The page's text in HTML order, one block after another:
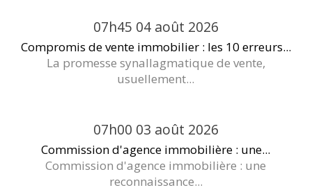
07h45 04 août 2026
Compromis de vente immobilier : les 10 erreurs...
La promesse synallagmatique de vente,
usuellement...
07h00 03 août 2026
Commission d'agence immobilière : une...
Commission d'agence immobilière : une
reconnaissance...